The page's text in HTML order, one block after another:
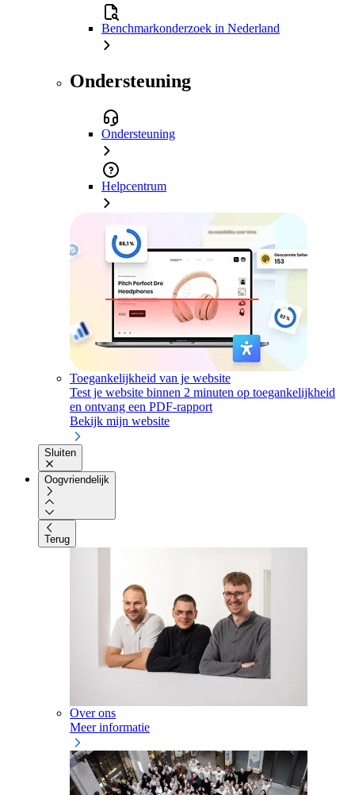
Benchmarkonderzoek in Nederland
Ondersteuning
Ondersteuning
Helpcentrum
Toegankelijkheid van je website
Test je website binnen 2 minuten op toegankelijkheid
en ontvang een PDF-rapport
Bekijk mijn website
Sluiten
Oogvriendelijk
Terug
Over ons
Meer informatie